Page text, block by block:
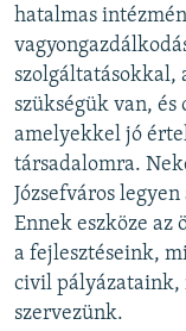
hatalmas
szolgáltatásokkal,
szükségük van,
amelyekkel jó
társadalomra.
Józsefváros
Ennek eszköze az
a fejlesztéseink,
civil
szervezünk.